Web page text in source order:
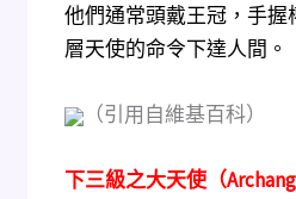
他們通常頭戴王冠，手
層天使的命令下達人間。
（引用自維基百科）
下三級之大天使（